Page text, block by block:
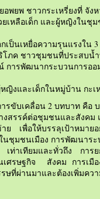
อพยพ ชาวกระเหรี่ยงที่ จัง
ยเหลือเด็ก และผู้หญิงในชุ
เป็นเหยื่อความรุนแรงใน
โภค ชาวชุมชนที่ประสบน้
การพัฒนากระบวนการอ
ญิงและเด็กในหมู่บ้าน กะ
รขับเคลื่อน 2 บทบาท คือ
สรรค์ต่อชุมชนและสังคม
เพื่อให้บรรลุเป้าหมายอ
ชุมชนเมือง การพัฒนาร
เท่าเทียมและทั่วถึง การ
เศรษฐกิจ สังคม การเมื
ที่ผ่านมาและต้องเพิ่มคว